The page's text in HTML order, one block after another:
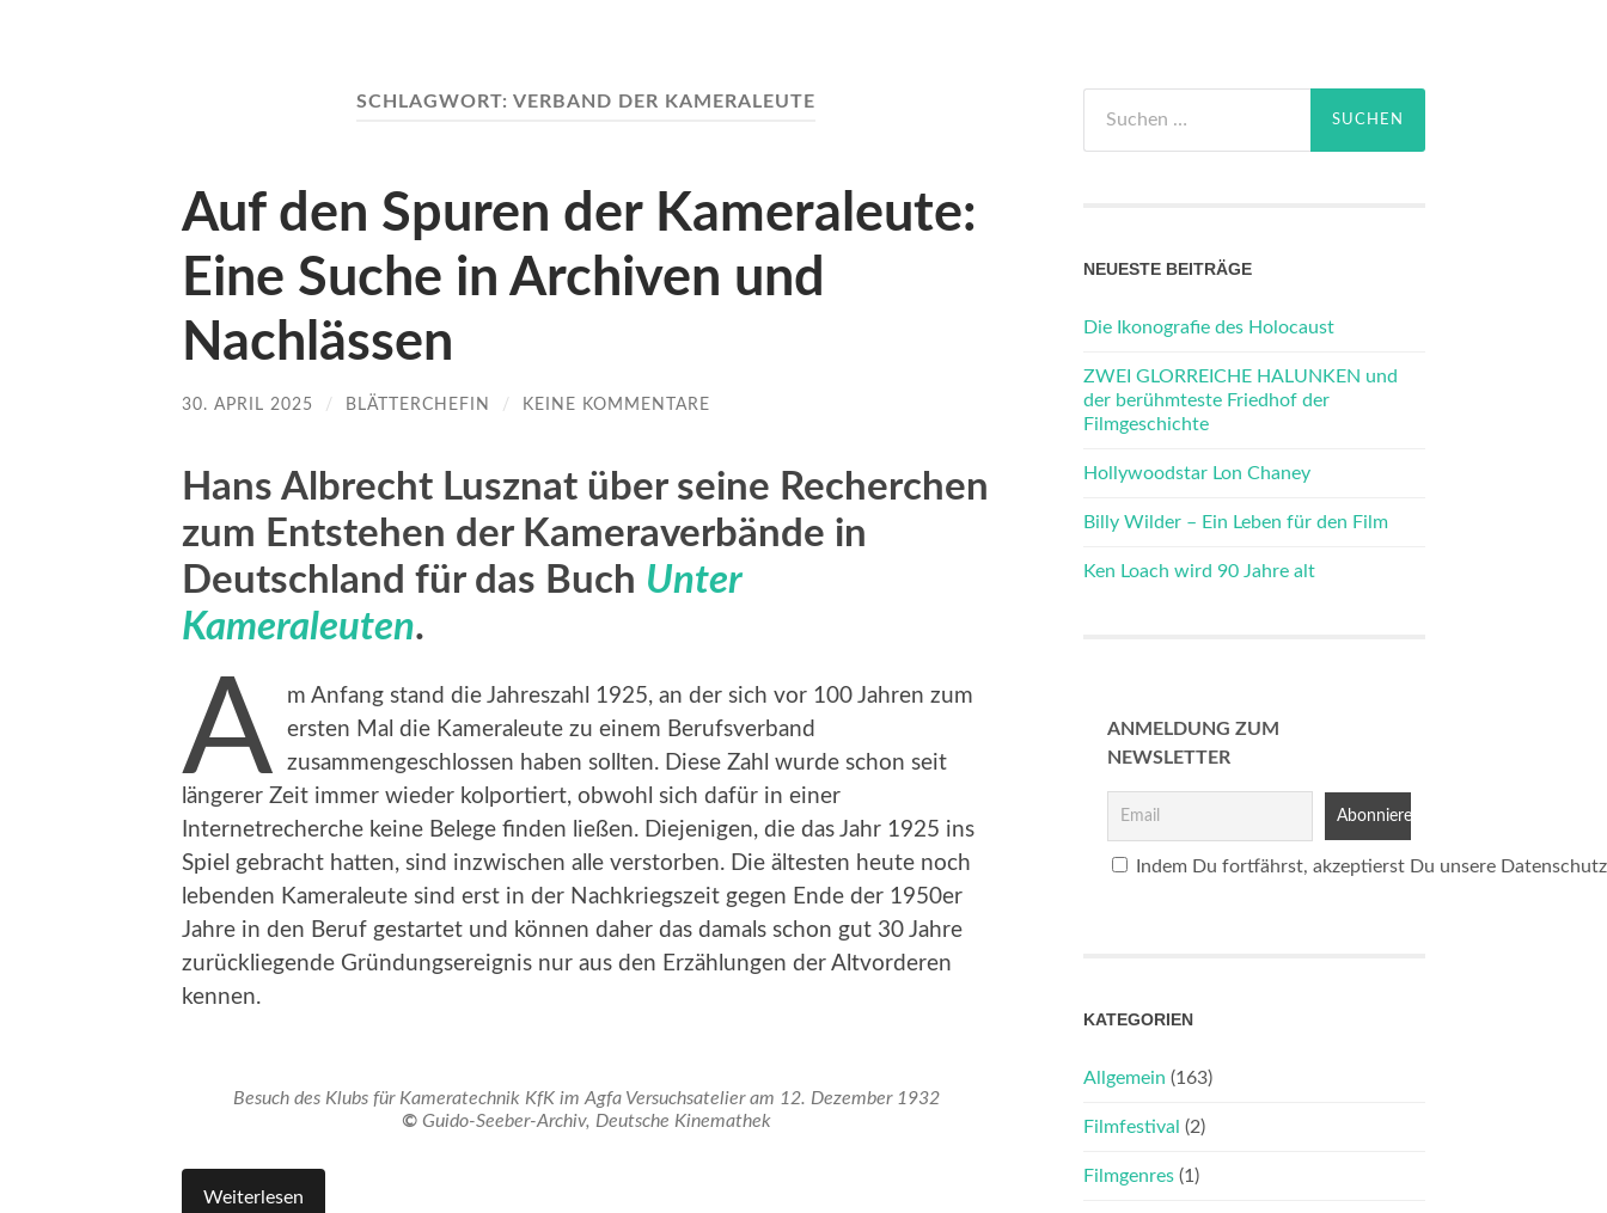
SCHLAGWORT: VERBAND DER KAMERALEUTE
Auf den Spuren der Kameraleute:
Eine Suche in Archiven und
Nachlässen
30. APRIL 2025 / BLÄTTERCHEFIN / KEINE KOMMENTARE
Hans Albrecht Lusznat über seine Recherchen
zum Entstehen der Kameraverbände in
Deutschland für das Buch Unter
Kameraleuten.
A
m Anfang stand die Jahreszahl 1925, an der sich vor 100 Jahren zum
ersten Mal die Kameraleute zu einem Berufsverband
zusammengeschlossen haben sollten. Diese Zahl wurde schon seit
längerer Zeit immer wieder kolportiert, obwohl sich dafür in einer
Internetrecherche keine Belege finden ließen. Diejenigen, die das Jahr 1925 ins
Spiel gebracht hatten, sind inzwischen alle verstorben. Die ältesten heute noch
lebenden Kameraleute sind erst in der Nachkriegszeit gegen Ende der 1950er
Jahre in den Beruf gestartet und können daher das damals schon gut 30 Jahre
zurückliegende Gründungsereignis nur aus den Erzählungen der Altvorderen
kennen.
Besuch des Klubs für Kameratechnik KfK im Agfa Versuchsatelier am 12. Dezember 1932
©Guido-Seeber-Archiv, Deutsche Kinemathek
Weiterlesen
nach:
NEUESTE BEITRÄGE
Die Ikonografie des Holocaust
ZWEI GLORREICHE HALUNKEN und
der berühmteste Friedhof der
Filmgeschichte
Hollywoodstar Lon Chaney
Billy Wilder – Ein Leben für den Film
Ken Loach wird 90 Jahre alt
ANMELDUNG ZUM
NEWSLETTER
Indem Du fortfährst, akzeptierst Du unsere
KATEGORIEN
Allgemein (163)
Filmfestival (2)
Filmgenres (1)